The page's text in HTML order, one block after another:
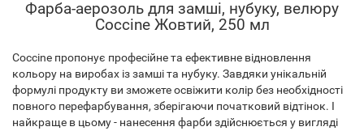
Фарба-аерозоль для замші, нубуку, велюру
Coccine Жовтий, 250 мл
Coccine пропонує професійне та ефективне відновлення
кольору на виробах із замші та нубуку. Завдяки унікальній
формулі продукту ви зможете освіжити колір без необхідності
повного перефарбування, зберігаючи початковий відтінок. І
найкраще в цьому - нанесення фарби здійснюється у вигляді